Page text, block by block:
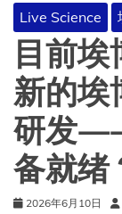
了
食
肉
螺
旋
蝇。
人
类
有
感
染
Live Science
目前
新的埃
研发
备就绪
2026年6月10日